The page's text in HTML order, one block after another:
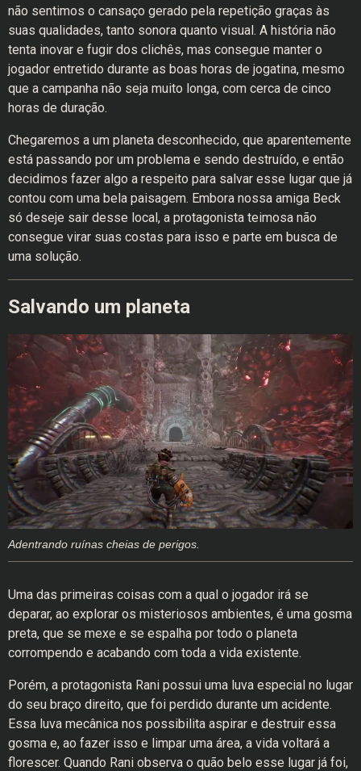
não sentimos o cansaço gerado pela repetição graças às
suas qualidades, tanto sonora quanto visual. A história não
tenta inovar e fugir dos clichês, mas consegue manter o
jogador entretido durante as boas horas de jogatina, mesmo
que a campanha não seja muito longa, com cerca de cinco
horas de duração.
Chegaremos a um planeta desconhecido, que aparentemente
está passando por um problema e sendo destruído, e então
decidimos fazer algo a respeito para salvar esse lugar que já
contou com uma bela paisagem. Embora nossa amiga Beck
só deseje sair desse local, a protagonista teimosa não
consegue virar suas costas para isso e parte em busca de
uma solução.
Salvando um planeta
Adentrando ruínas cheias de perigos.
Uma das primeiras coisas com a qual o jogador irá se
deparar, ao explorar os misteriosos ambientes, é uma gosma
preta, que se mexe e se espalha por todo o planeta
corrompendo e acabando com toda a vida existente.
Porém, a protagonista Rani possui uma luva especial no lugar
do seu braço direito, que foi perdido durante um acidente.
Essa luva mecânica nos possibilita aspirar e destruir essa
gosma e, ao fazer isso e limpar uma área, a vida voltará a
florescer. Quando Rani observa o quão belo esse lugar já foi,